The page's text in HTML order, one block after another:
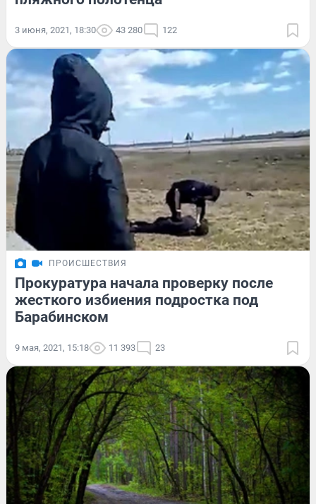
3 июня, 2021, 18:30 43 280 122
ПРОИСШЕСТВИЯ
Прокуратура начала проверку после
жесткого избиения подростка под
Барабинском
9 мая, 2021, 15:18 11 393 23